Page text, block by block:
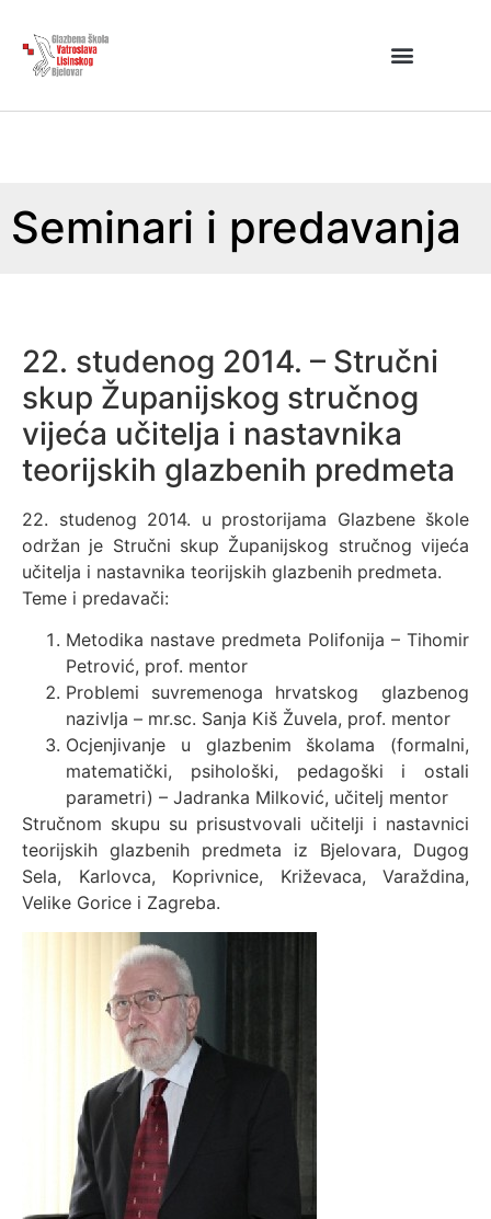
Seminari i predavanja
22. studenog 2014. – Stručni
skup Županijskog stručnog
vijeća učitelja i nastavnika
teorijskih glazbenih predmeta
22. studenog 2014. u prostorijama Glazbene škole
održan je Stručni skup Županijskog stručnog vijeća
učitelja i nastavnika teorijskih glazbenih predmeta.
Teme i predavači:
Metodika nastave predmeta Polifonija – Tihomir
Petrović, prof. mentor
Problemi suvremenoga hrvatskog glazbenog
nazivlja – mr.sc. Sanja Kiš Žuvela, prof. mentor
Ocjenjivanje u glazbenim školama (formalni,
matematički, psihološki, pedagoški i ostali
parametri) – Jadranka Milković, učitelj mentor
Stručnom skupu su prisustvovali učitelji i nastavnici
teorijskih glazbenih predmeta iz Bjelovara, Dugog
Sela, Karlovca, Koprivnice, Križevaca, Varaždina,
Velike Gorice i Zagreba.